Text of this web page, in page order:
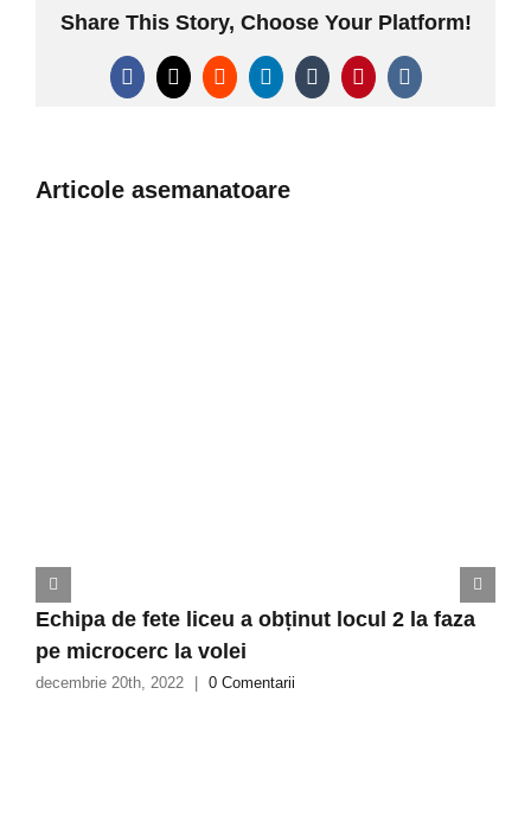
Share This Story, Choose Your Platform!
Facebook
X RedditLinkedInTumblrPinterest
Vk
Articole asemanatoare
Echipa de fete liceu a obținut locul 2 la faza
pe microcerc la volei
decembrie 20th, 2022 | 0 Comentarii